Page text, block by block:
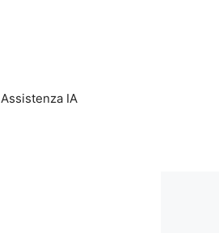
Assistenza IA